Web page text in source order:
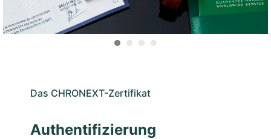
Das CHRONEXT-Zertifikat
Authentifizierung